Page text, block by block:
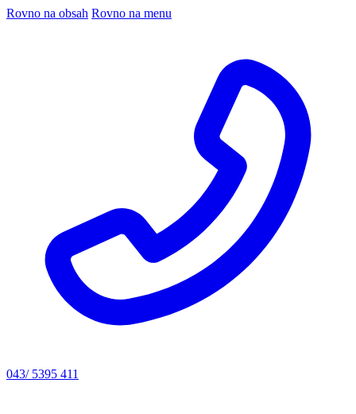
Rovno na obsah Rovno na menu
043/ 5395 411